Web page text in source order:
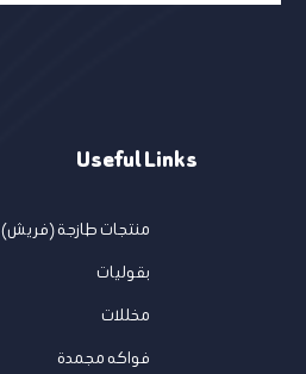
Useful Links
منتجات طازجة (فريش)
بقوليات
مخللات
فواكه مجمدة